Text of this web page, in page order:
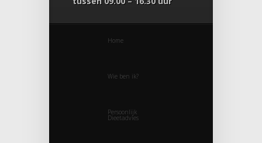
Home
Wie ben ik?
Persoonlijk
Dieetadvies